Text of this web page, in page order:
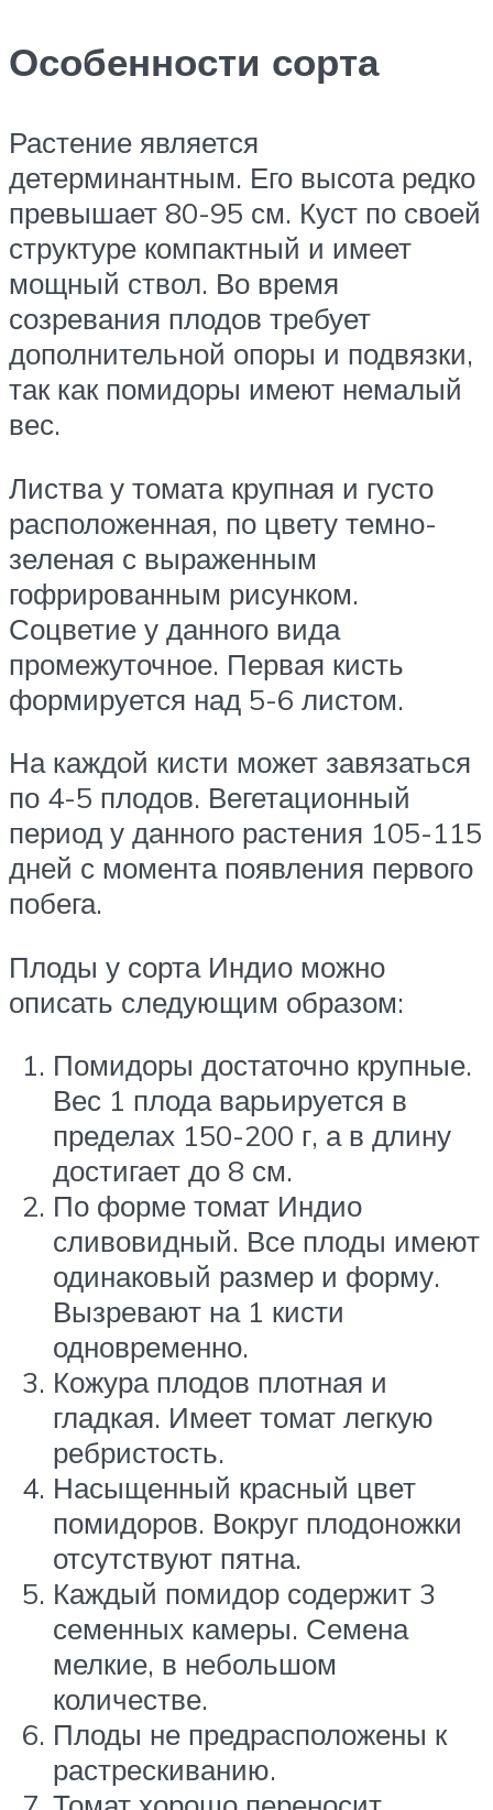
Особенности сорта
Растение является
детерминантным. Его высота редко
превышает 80-95 см. Куст по своей
структуре компактный и имеет
мощный ствол. Во время
созревания плодов требует
дополнительной опоры и подвязки,
так как помидоры имеют немалый
вес.
Листва у томата крупная и густо
расположенная, по цвету темно-
зеленая с выраженным
гофрированным рисунком.
Соцветие у данного вида
промежуточное. Первая кисть
формируется над 5-6 листом.
На каждой кисти может завязаться
по 4-5 плодов. Вегетационный
период у данного растения 105-115
дней с момента появления первого
побега.
Плоды у сорта Индио можно
описать следующим образом:
Помидоры достаточно крупные.
Вес 1 плода варьируется в
пределах 150-200 г, а в длину
достигает до 8 см.
По форме томат Индио
сливовидный. Все плоды имеют
одинаковый размер и форму.
Вызревают на 1 кисти
одновременно.
Кожура плодов плотная и
гладкая. Имеет томат легкую
ребристость.
Насыщенный красный цвет
помидоров. Вокруг плодоножки
отсутствуют пятна.
Каждый помидор содержит 3
семенных камеры. Семена
мелкие, в небольшом
количестве.
Плоды не предрасположены к
растрескиванию.